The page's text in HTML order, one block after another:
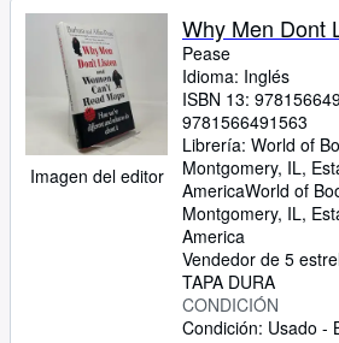
Libros antiguos
Arte y coleccionismo
Vendedores
Comenzar a vender
Ayuda
CERRAR
Imagen del editor
Why Men Dont
Pease
Idioma: Inglés
ISBN 13:
9781566491563
Librería: World of
Montgomery, IL,
AmericaWorld of
Montgomery, IL,
America
Vendedor de 5
TAPA DURA
CONDICIÓN
Condición: Usado -